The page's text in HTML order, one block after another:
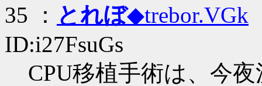
35 ： とれぼ◆trebor.VGk
ID:i27FsuGs
CPU移植手術は、今